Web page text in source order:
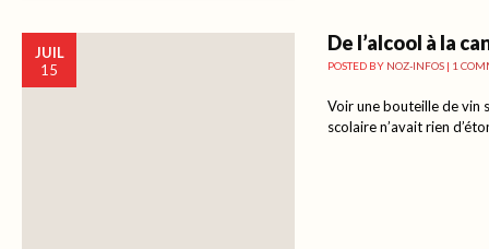
JUIL
15
De l’alcool à la
POSTED BY NOZ-INFOS | 1
Voir une bouteille de vin
scolaire n’avait rien